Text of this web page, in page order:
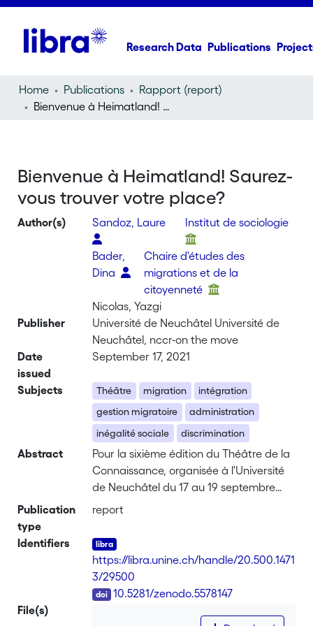
Research Data Publications
Home Publications
Rapport (report)
Bienvenue à Heimatland! Saurez-vous trouver votre place?
Bienvenue à Heimatland! Saurez-
vous trouver votre place?
Author(s) Sandoz, Laure Institut de sociologie
Bader,
Dina
Chaire d'études des
migrations et de la
citoyenneté
Nicolas, Yazgi
Publisher
Université de Neuchâtel Université de
Neuchâtel, nccr-on the move
Date
issued
September 17, 2021
Subjects Théâtre migration
intégration
gestion migratoire
administration
inégalité sociale
discrimination
Abstract
Pour la sixième édition du Théâtre de la
Connaissance, organisée à l'Université
de Neuchâtel du 17 au 19 septembre
2021, « Bienvenue à Heimatland ! » s'est
cadre du Pôle national de recherche sur
la migration et la mobilité (nccr – on the
move) et de la Maison d’analyse des
processus sociaux (MAPS) sur le thème
de la gestion migratoire.
Au cœur de l'événement, un jeu de rôle
Publication
type
report
Identifiers
https://libra.unine.ch/handle/20.500.1471
3/29500
10.5281/zenodo.5578147
File(s)